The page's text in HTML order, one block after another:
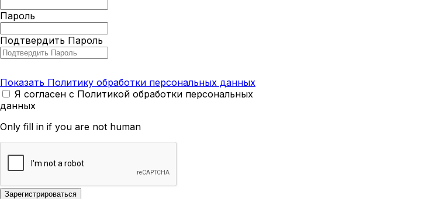
Пароль
Подтвердить Пароль
Показать Политику обработки персональных данных
Я согласен с Политикой обработки персональных
данных
Only fill in if you are not human